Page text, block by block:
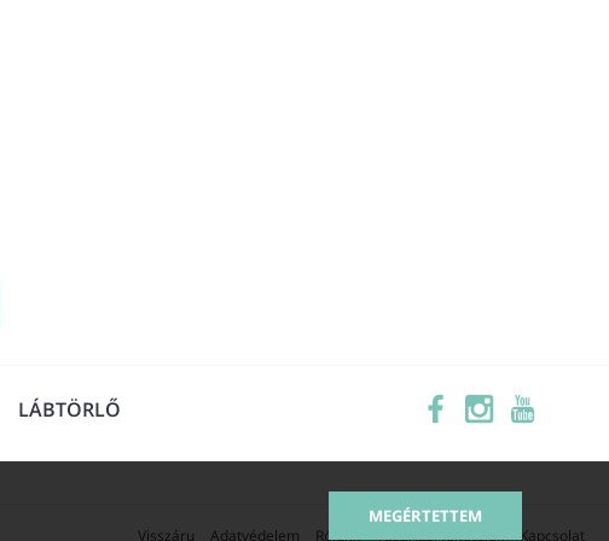
LÁBTÖRLŐ
Visszáru Adatvédelem Rólunk Vásárlási feltételek Kapcsolat
MEGÉRTETTEM